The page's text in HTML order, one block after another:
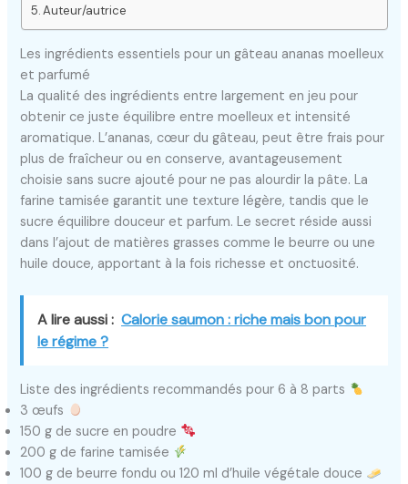
Auteur/autrice
Les ingrédients essentiels pour un gâteau ananas moelleux
et parfumé
La qualité des ingrédients entre largement en jeu pour
obtenir ce juste équilibre entre moelleux et intensité
aromatique. L’ananas, cœur du gâteau, peut être frais pour
plus de fraîcheur ou en conserve, avantageusement
choisie sans sucre ajouté pour ne pas alourdir la pâte. La
farine tamisée garantit une texture légère, tandis que le
sucre équilibre douceur et parfum. Le secret réside aussi
dans l’ajout de matières grasses comme le beurre ou une
huile douce, apportant à la fois richesse et onctuosité.
A lire aussi : Calorie saumon : riche mais bon pour
le régime ?
Liste des ingrédients recommandés pour 6 à 8 parts
3 œufs
150 g de sucre en poudre
200 g de farine tamisée
100 g de beurre fondu ou 120 ml d’huile végétale douce